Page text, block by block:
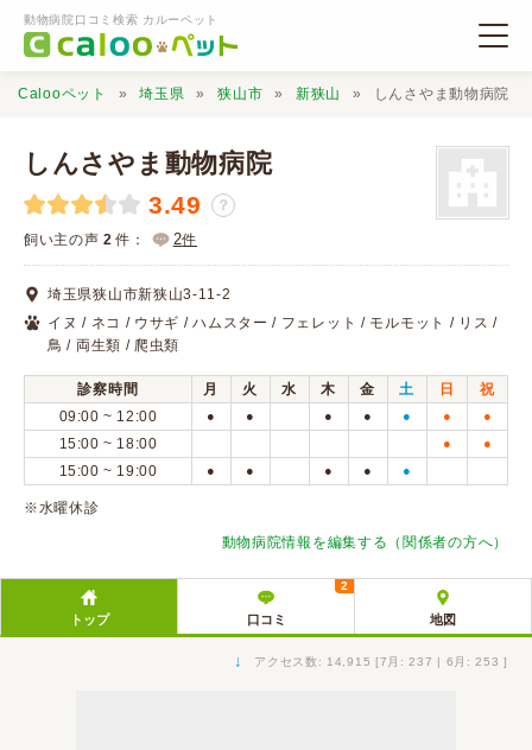
動物病院口コミ検索 カルーペット
動物病院検索
口コミ検索
Calooペットとは？
口コミ投稿
Calooペット 埼玉県 狭山市 新狭山 しんさやま動物病院
しんさやま動物病院
3.49 ？
飼い主の声 2 件： 2件
埼玉県狭山市新狭山3-11-2
イヌ / ネコ / ウサギ / ハムスター / フェレット / モルモット / リス /
鳥 / 両生類 / 爬虫類
診察時間 月 火 水 木 金 土 日
祝
09:00 ~ 12:00
● ● ● ● ● ● ●
15:00 ~ 18:00 ● ●
15:00 ~ 19:00 ● ● ● ● ●
※水曜休診
動物病院情報を編集する（関係者の方へ）
トップ 口コミ
2
地図
↓ アクセス数: 14,915 [7月: 237 | 6月: 253 ]